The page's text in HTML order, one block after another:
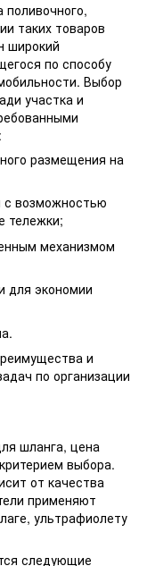
поливочного,
таких товаров
широкий
по способу
Выбор
участка и
размещения на
с возможностью
тележки;
механизмом
для экономии
и
по организации
шланга, цена
выбора.
от качества
применяют
ультрафиолету
следующие